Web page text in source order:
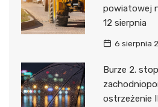
powiatowej
12 sierpnia
6 sierpnia
Burze 2.
ostrzeżenie